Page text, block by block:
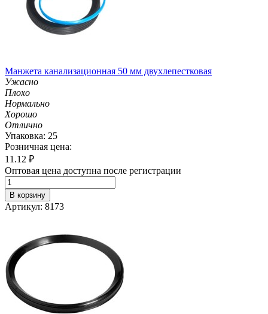
Манжета канализационная 50 мм двухлепестковая
Ужасно
Плохо
Нормально
Хорошо
Отлично
Упаковка: 25
Розничная цена:
11.12 ₽
Оптовая цена доступна после регистрации
В корзину
Артикул: 8173